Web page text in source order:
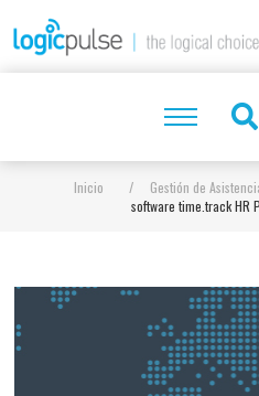
Inicio / Gestión de
software time.track HR